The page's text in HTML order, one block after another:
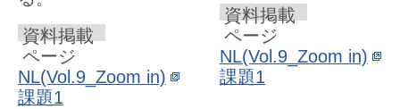
資料掲載
ページ
NL(Vol.9_Zoom in)
課題1
資料掲載
ページ
NL(Vol.9_Zoom in)
課題1